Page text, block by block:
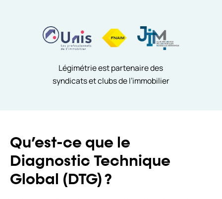
Légimétrie est partenaire des
syndicats et clubs de l’immobilier
Qu’est-ce que le
Diagnostic Technique
Global (DTG) ?